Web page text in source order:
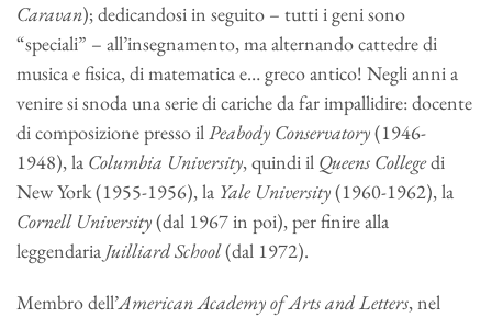
Caravan); dedicandosi in seguito – tutti i geni sono
“speciali” – all’insegnamento, ma alternando cattedre di
musica e fisica, di matematica e… greco antico! Negli anni a
venire si snoda una serie di cariche da far impallidire: docente
di composizione presso ilPeabody Conservatory(1946-
1948), la Columbia University, quindi il Queens Collegedi
New York (1955-1956), la Yale University(1960-1962), la
Cornell University(dal 1967 in poi), per finire alla
leggendaria Juilliard School(dal 1972).
Membro dell’American Academy of Arts and Letters, nel